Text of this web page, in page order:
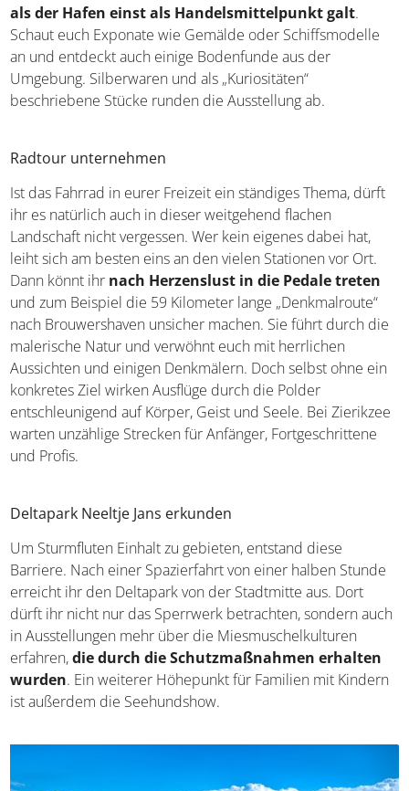
mitnimmt. Fühlt euch zurückversetzt in die Vergangenheit,
als der Hafen einst als Handelsmittelpunkt galt.
Schaut euch Exponate wie Gemälde oder Schiffsmodelle
an und entdeckt auch einige Bodenfunde aus der
Umgebung. Silberwaren und als „Kuriositäten“
Radtour unternehmen
Ist das Fahrrad in eurer Freizeit ein ständiges Thema,
dürft ihr es natürlich auch in dieser weitgehend flachen
Landschaft nicht vergessen. Wer kein eigenes dabei hat,
leiht sich am besten eins an den vielen Stationen vor Ort.
Dann könnt ihrnach Herzenslust in die Pedale treten
und zum Beispiel die 59 Kilometer lange „Denkmalroute“
nach Brouwershaven unsicher machen. Sie führt durch
die malerische Natur und verwöhnt euch mit herrlichen
Aussichten und einigen Denkmälern. Doch selbst ohne
ein konkretes Ziel wirken Ausflüge durch die Polder
entschleunigend auf Körper, Geist und Seele. Bei
Zierikzee warten unzählige Strecken für Anfänger,
Deltapark Neeltje Jans erkunden
Um Sturmfluten Einhalt zu gebieten, entstand diese
Barriere. Nach einer Spazierfahrt von einer halben
Stunde erreicht ihr den Deltapark von der Stadtmitte aus.
Dort dürft ihr nicht nur das Sperrwerk betrachten,
sondern auch in Ausstellungen mehr über die
Miesmuschelkulturen erfahren,die durch die
Schutzmaßnahmen erhalten wurden